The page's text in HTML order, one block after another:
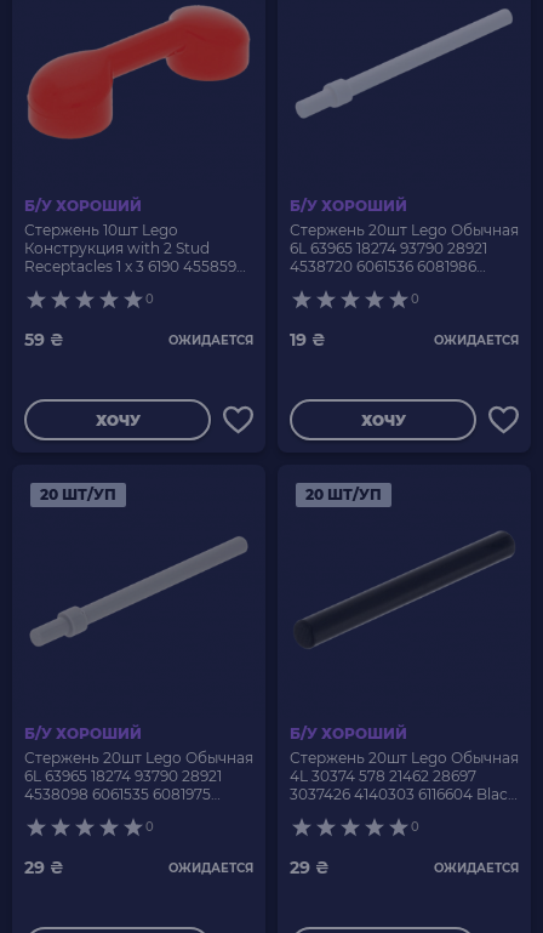
Б/У ХОРОШИЙ
Стержень 10шт Lego
Конструкция with 2 Stud
Receptacles 1 x 3 6190 4558598
0
59 ₴ ОЖИДАЕТСЯ
ХОЧУ
Б/У ХОРОШИЙ
Стержень 20шт Lego Обычная
6L 63965 18274 93790 28921
4538720 6061536 6081986
0
19 ₴ ОЖИДАЕТСЯ
ХОЧУ
20 ШТ/УП
Б/У ХОРОШИЙ
Стержень 20шт Lego Обычная
6L 63965 18274 93790 28921
4538098 6061535 6081975
0
29 ₴ ОЖИДАЕТСЯ
20 ШТ/УП
Б/У ХОРОШИЙ
Стержень 20шт Lego Обычная
4L 30374 578 21462 28697
3037426 4140303 6116604 Black
0
29 ₴ ОЖИДАЕТСЯ